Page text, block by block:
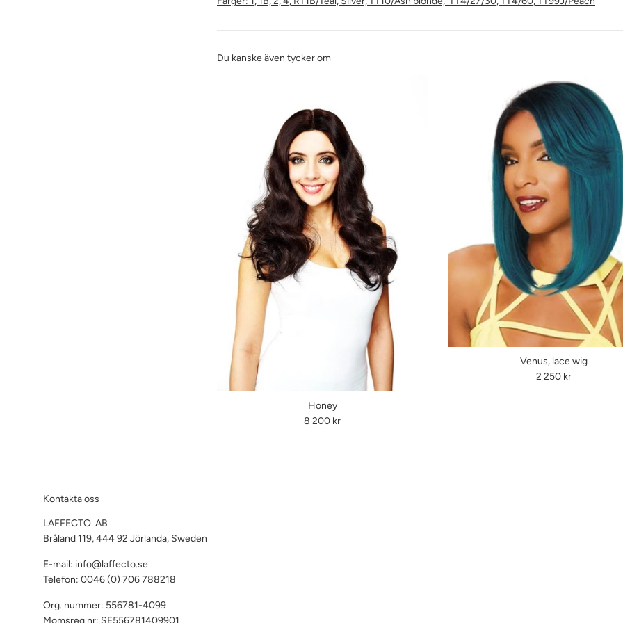
Du kanske även tycker om
Honey
Ordinarie
8 200 kr
Venus, lace wig
Ordinarie
2 250 kr
Kontakta oss
LAFFECTO AB
Bråland 119, 444 92 Jörlanda, Sweden
E-mail: info@laffecto.se
Telefon: 0046 (0) 706 788218
Org. nummer: 556781-4099
Momsreg.nr: SE556781409901